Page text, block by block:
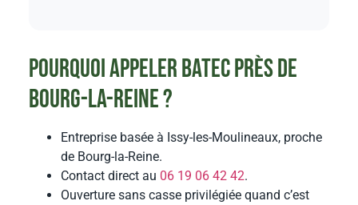
Pourquoi appeler BATEC près de
Bourg-la-Reine ?
Entreprise basée à Issy-les-Moulineaux, proche
de Bourg-la-Reine.
Contact direct au 06 19 06 42 42.
Ouverture sans casse privilégiée quand c’est